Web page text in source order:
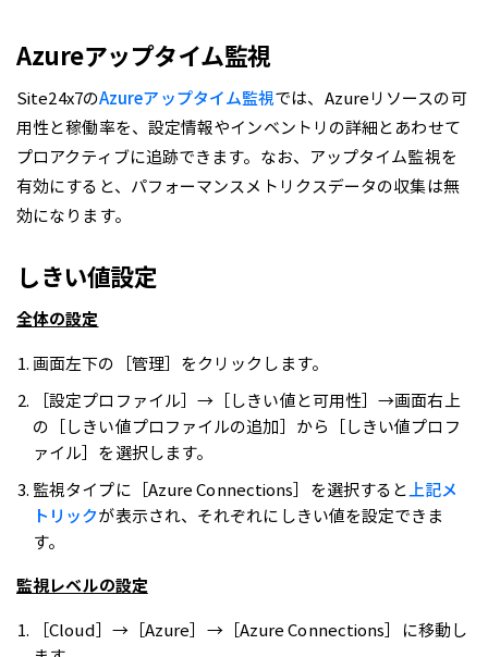
Azureアップタイム監視
Site24x7のAzureアップタイム監視では、Azureリソースの可
用性と稼働率を、設定情報やインベントリの詳細とあわせて
プロアクティブに追跡できます。なお、アップタイム監視を
有効にすると、パフォーマンスメトリクスデータの収集は無
効になります。
しきい値設定
全体の設定
画面左下の［管理］をクリックします。
［設定プロファイル］→［しきい値と可用性］→画面右上
の［しきい値プロファイルの追加］から［しきい値プロフ
ァイル］を選択します。
監視タイプに［Azure Connections］を選択すると上記メ
トリックが表示され、それぞれにしきい値を設定できま
す。
監視レベルの設定
［Cloud］→［Azure］→［Azure Connections］に移動し